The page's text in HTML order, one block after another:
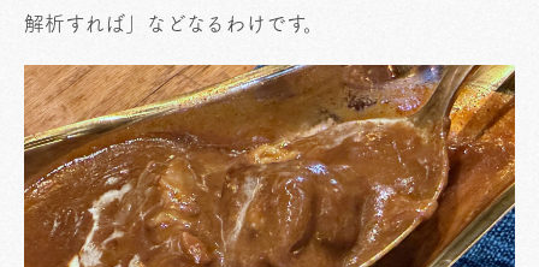
解析すれば」などなるわけです。